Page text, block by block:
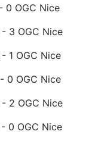
0 OGC Nice
3 OGC Nice
1 OGC Nice
0 OGC Nice
2 OGC Nice
0 OGC Nice